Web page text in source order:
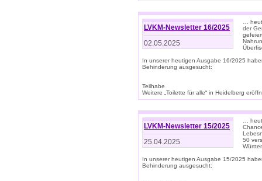
LVKM-Newsletter 16/2025
02.05.2025
…
der
In unserer heutigen Ausgabe 16/2025
Behinderung ausgesucht:
Teilhabe
Weitere „Toilette für alle“ in Heidelberg
LVKM-Newsletter 15/2025
25.04.2025
…
50
In unserer heutigen Ausgabe 15/2025
Behinderung ausgesucht: